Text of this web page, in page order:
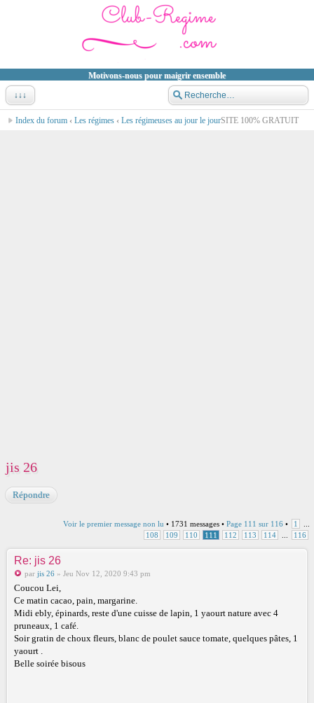
Motivons-nous pour maigrir ensemble
↓↓↓
Index du forum ‹ Les régimes ‹ Les régimeuses au jour le jourSITE 100% GRATUIT
jis 26
Répondre
Voir le premier message non lu • 1731 messages • Page 111 sur 116 • 1
108
109 110 111 112 113 114 116
Re: jis 26
par jis 26 » Jeu Nov 12, 2020 9:43 pm
Coucou Lei,
Ce matin cacao, pain, margarine.
Midi ebly, épinards, reste d'une cuisse de lapin, 1 yaourt nature avec 4
pruneaux, 1 café.
Soir gratin de choux fleurs, blanc de poulet sauce tomate, quelques pâtes, 1
yaourt .
Belle soirée bisous